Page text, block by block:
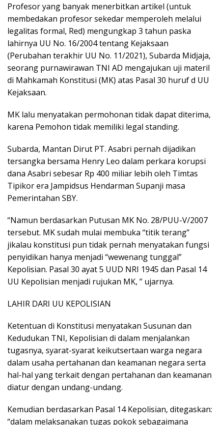
Profesor yang banyak menerbitkan artikel (untuk
membedakan profesor sekedar memperoleh melalui
legalitas formal, Red) mengungkap 3 tahun paska
lahirnya UU No. 16/2004 tentang Kejaksaan
(Perubahan terakhir UU No. 11/2021), Subarda Midjaja,
seorang purnawirawan TNI AD mengajukan uji materil
di Mahkamah Konstitusi (MK) atas Pasal 30 huruf d UU
Kejaksaan.
MK lalu menyatakan permohonan tidak dapat diterima,
karena Pemohon tidak memiliki legal standing.
Subarda, Mantan Dirut PT. Asabri pernah dijadikan
tersangka bersama Henry Leo dalam perkara korupsi
dana Asabri sebesar Rp 400 miliar lebih oleh Timtas
Tipikor era Jampidsus Hendarman Supanji masa
Pemerintahan SBY.
“Namun berdasarkan Putusan MK No. 28/PUU-V/2007
tersebut. MK sudah mulai membuka “titik terang”
jikalau konstitusi pun tidak pernah menyatakan fungsi
penyidikan hanya menjadi “wewenang tunggal”
Kepolisian. Pasal 30 ayat 5 UUD NRI 1945 dan Pasal 14
UU Kepolisian menjadi rujukan MK, ” ujarnya.
LAHIR DARI UU KEPOLISIAN
Ketentuan di Konstitusi menyatakan Susunan dan
Kedudukan TNI, Kepolisian di dalam menjalankan
tugasnya, syarat-syarat keikutsertaan warga negara
dalam usaha pertahanan dan keamanan negara serta
hal-hal yang terkait dengan pertahanan dan keamanan
diatur dengan undang-undang.
Kemudian berdasarkan Pasal 14 Kepolisian, ditegaskan:
“dalam melaksanakan tugas pokok sebagaimana